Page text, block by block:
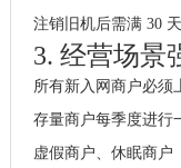
注销旧机后需满 30
3. 经营场景
所有新入网商户必须
存量商户每季度进行
虚假商户、休眠商户